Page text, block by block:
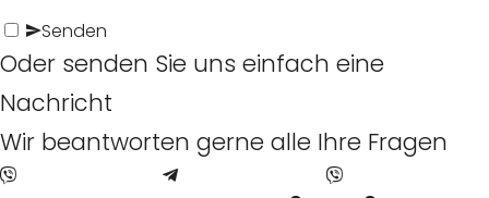
Senden
Oder senden Sie uns einfach eine
Nachricht
Wir beantworten gerne alle Ihre Fragen
T
r
a
T
r
a
c
k
R
e